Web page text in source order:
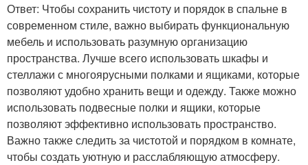
Ответ: Чтобы сохранить чистоту и порядок в спальне в
современном стиле, важно выбирать функциональную
мебель и использовать разумную организацию
пространства. Лучше всего использовать шкафы и
стеллажи с многоярусными полками и ящиками, которые
позволяют удобно хранить вещи и одежду. Также можно
использовать подвесные полки и ящики, которые
позволяют эффективно использовать пространство.
Важно также следить за чистотой и порядком в комнате,
чтобы создать уютную и расслабляющую атмосферу.